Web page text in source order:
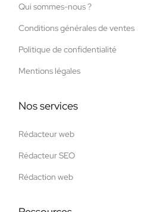
Qui sommes-nous ?
Conditions générales de ventes
Politique de confidentialité
Mentions légales
Nos services
Rédacteur web
Rédacteur SEO
Rédaction web